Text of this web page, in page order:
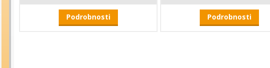
Podrobnosti Podrobnosti